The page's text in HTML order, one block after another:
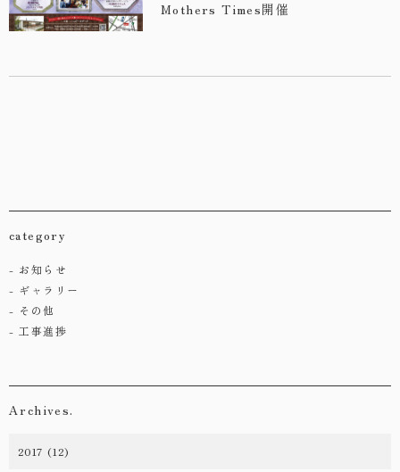
Mothers Times開催
category
お知らせ
ギャラリー
その他
工事進捗
Archives.
- コンセプトハウス事
・会社概要